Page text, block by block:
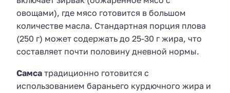
овощами), где мясо готовится в большом
количестве масла. Стандартная порция плова
(250 г) может содержать до 25-30 г жира, что
составляет почти половину дневной нормы.
Самса традиционно готовится с
использованием бараньего курдючного жира и